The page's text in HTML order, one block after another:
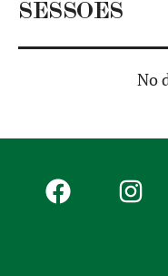
SESSÕES
No